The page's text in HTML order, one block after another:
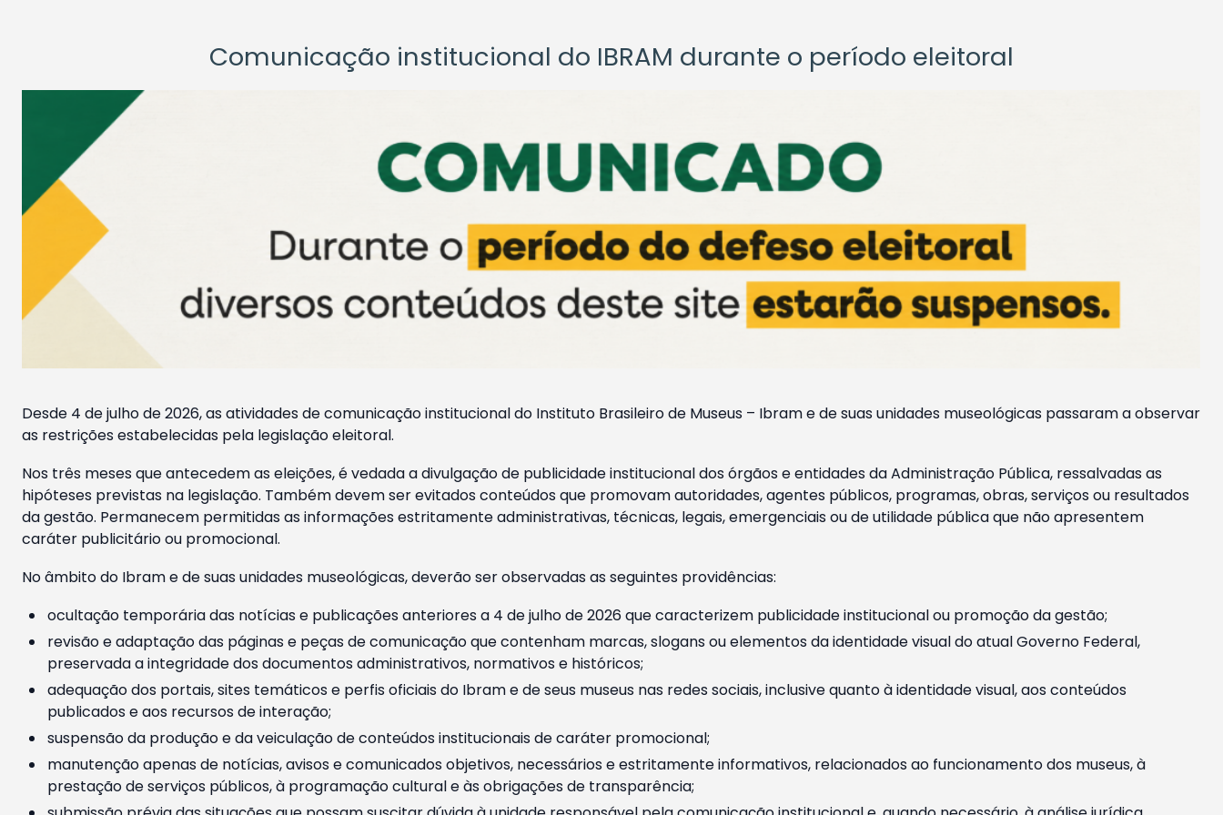
Comunicação institucional do IBRAM durante o período eleitoral
Desde 4 de julho de 2026, as atividades de comunicação institucional do Instituto Brasileiro de Museus – Ibram e de suas unidades museológicas passaram a observar
as restrições estabelecidas pela legislação eleitoral.
Nos três meses que antecedem as eleições, é vedada a divulgação de publicidade institucional dos órgãos e entidades da Administração Pública, ressalvadas as
hipóteses previstas na legislação. Também devem ser evitados conteúdos que promovam autoridades, agentes públicos, programas, obras, serviços ou resultados
da gestão. Permanecem permitidas as informações estritamente administrativas, técnicas, legais, emergenciais ou de utilidade pública que não apresentem
caráter publicitário ou promocional.
No âmbito do Ibram e de suas unidades museológicas, deverão ser observadas as seguintes providências:
ocultação temporária das notícias e publicações anteriores a 4 de julho de 2026 que caracterizem publicidade institucional ou promoção da gestão;
revisão e adaptação das páginas e peças de comunicação que contenham marcas, slogans ou elementos da identidade visual do atual Governo Federal,
preservada a integridade dos documentos administrativos, normativos e históricos;
adequação dos portais, sites temáticos e perfis oficiais do Ibram e de seus museus nas redes sociais, inclusive quanto à identidade visual, aos conteúdos
publicados e aos recursos de interação;
suspensão da produção e da veiculação de conteúdos institucionais de caráter promocional;
manutenção apenas de notícias, avisos e comunicados objetivos, necessários e estritamente informativos, relacionados ao funcionamento dos museus, à
prestação de serviços públicos, à programação cultural e às obrigações de transparência;